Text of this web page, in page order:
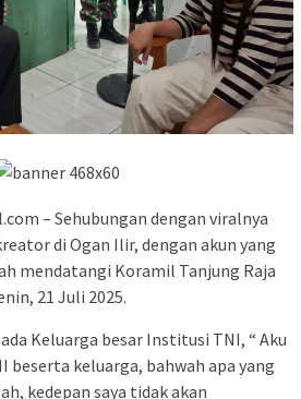
– Sehubungan dengan viralnya
di Ogan Ilir, dengan akun yang
mendatangi Koramil Tanjung Raja
21 Juli 2025.
Keluarga besar Institusi TNI, “ Aku
beserta keluarga, bahwah apa yang
kedepan saya tidak akan